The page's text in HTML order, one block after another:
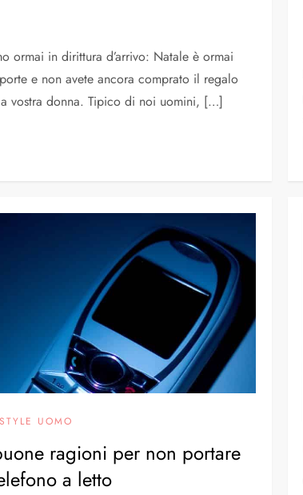
ormai in dirittura d’arrivo: Natale è ormai
e non avete ancora comprato il regalo
vostra donna. Tipico di noi uomini, […]
UOMO
ragioni per non portare
a letto